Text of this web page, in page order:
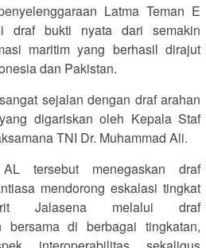
Latma Teman E
draf bukti nyata dari semakin
maritim yang berhasil dirajut
dan Pakistan.
sejalan dengan draf arahan
digariskan oleh Kepala Staf
TNI Dr. Muhammad Ali.
tersebut menegaskan draf
mendorong eskalasi tingkat
Jalasena melalui draf
bersama di berbagai tingkatan,